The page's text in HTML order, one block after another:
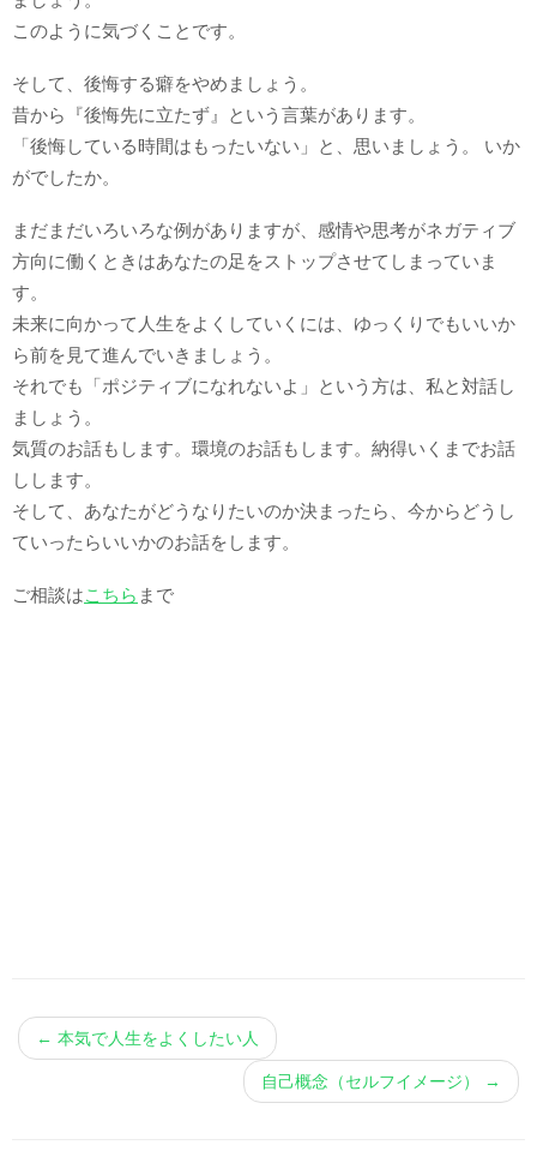
このように気づくことです。
そして、後悔する癖をやめましょう。
昔から『後悔先に立たず』という言葉があります。
「後悔している時間はもったいない」と、思いましょう。 いか
がでしたか。
まだまだいろいろな例がありますが、感情や思考がネガティブ
方向に働くときはあなたの足をストップさせてしまっていま
す。
未来に向かって人生をよくしていくには、ゆっくりでもいいか
ら前を見て進んでいきましょう。
それでも「ポジティブになれないよ」という方は、私と対話し
ましょう。
気質のお話もします。環境のお話もします。納得いくまでお話
しします。
そして、あなたがどうなりたいのか決まったら、今からどうし
ていったらいいかのお話をします。
ご相談はこちら まで
← 本気で人生をよくしたい人
自己概念（セルフイメージ）
→